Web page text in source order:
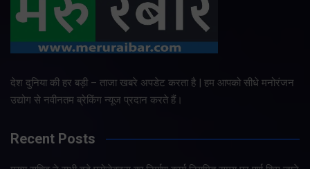
देश दुनिया की हर बड़ी – ताजा खबरे अपडेट करता है | हम आपको सीधे मनोरंजन
उद्योग से नवीनतम ब्रेकिंग न्यूज प्रदान करते हैं।
Recent Posts